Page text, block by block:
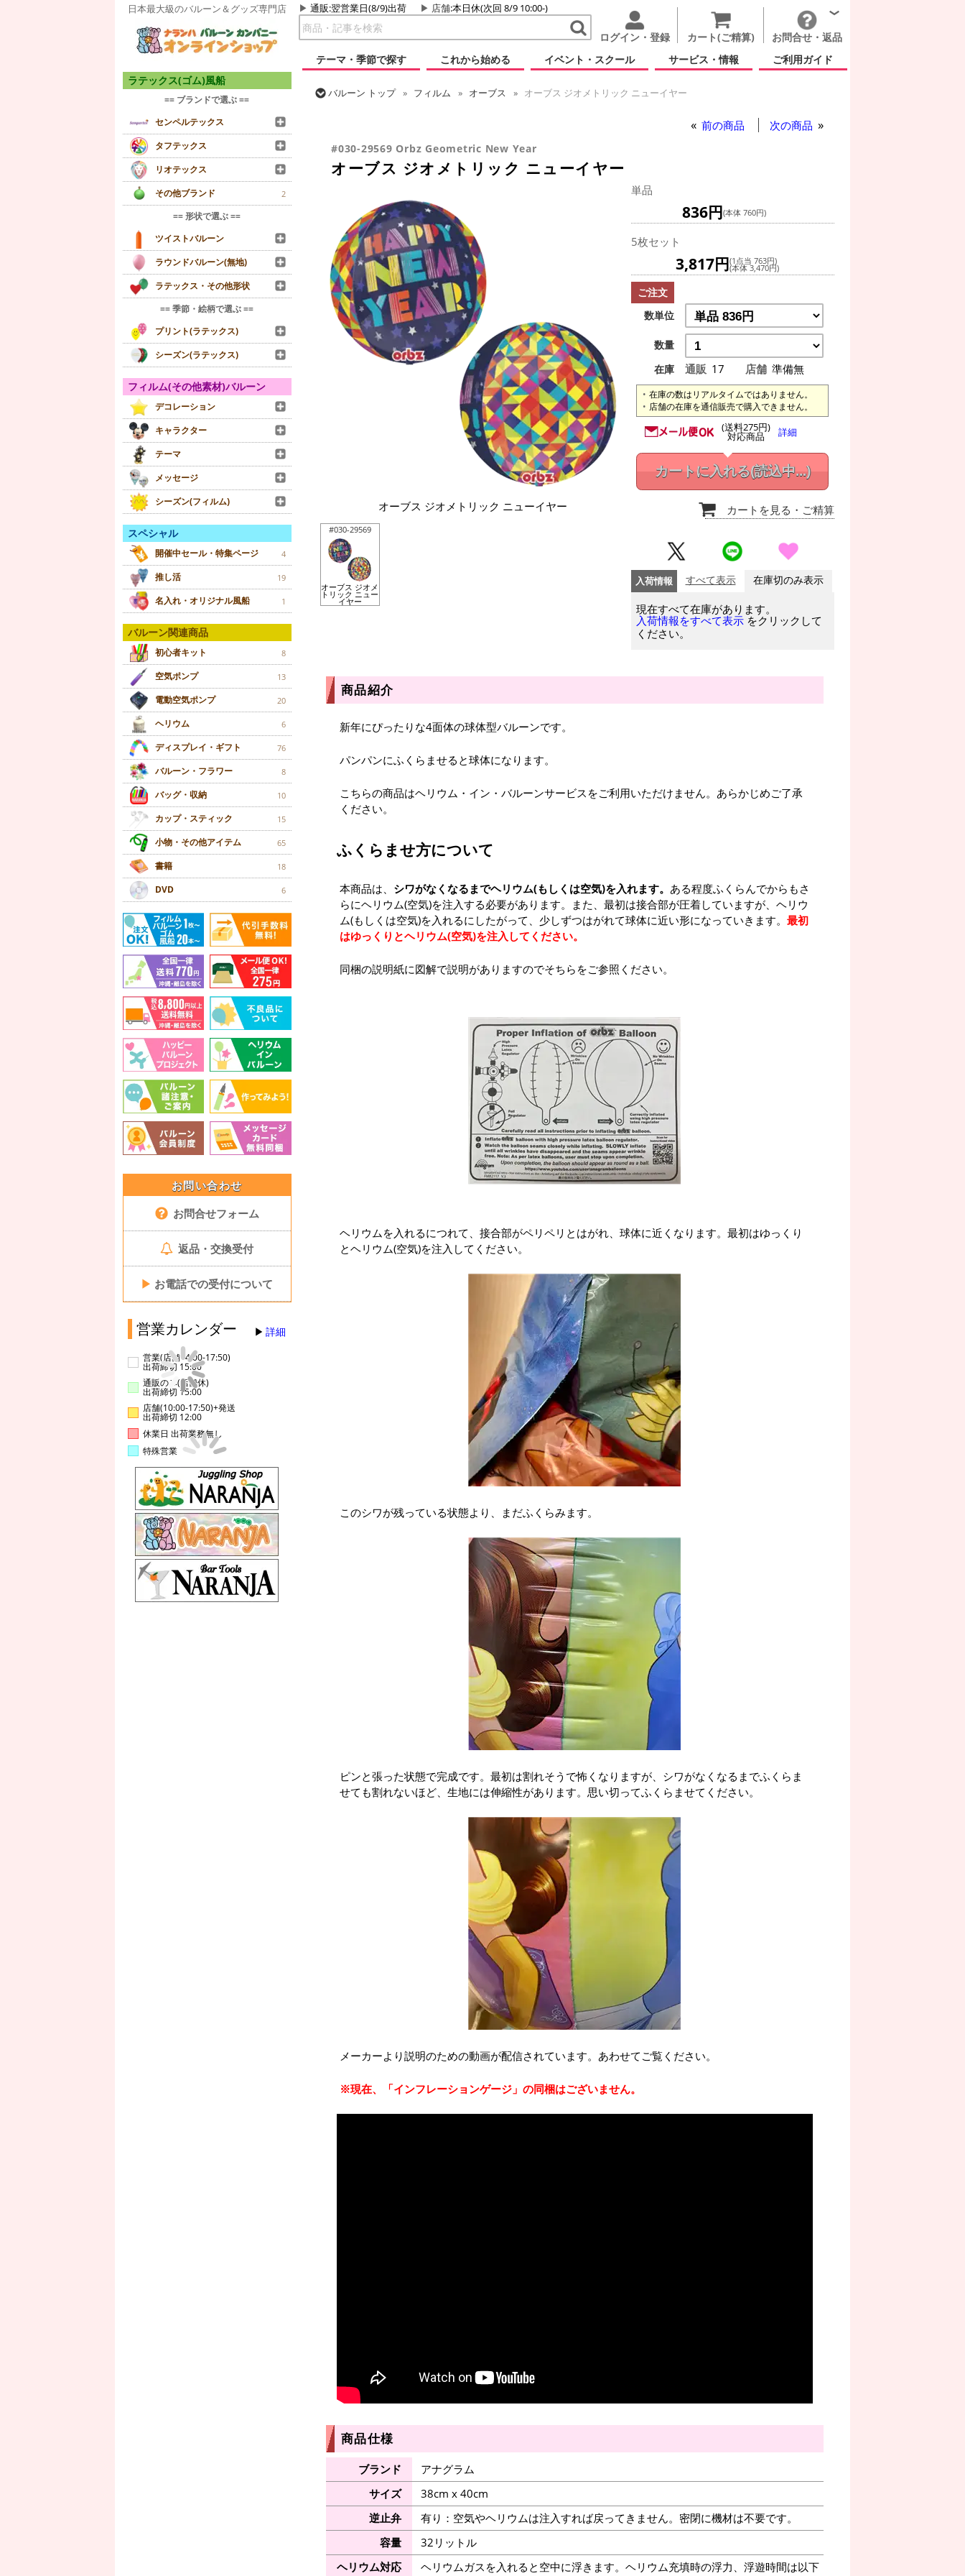
日本最大級のバルーン＆グッズ専門店 通販:翌営業日(8/9)出荷 店舗:本日休(次回 8/9 10:00-)
ログイン・登録 カート(ご精算)
お問合せ・返品
テーマ・季節で探す
これから始める イベント・スクール サービス・情報 ご利用ガイド
ラテックス(ゴム)風船
== ブランドで選ぶ ==
センペルテックス
タフテックス
リオテックス
その他ブランド
2
== 形状で選ぶ ==
ツイストバルーン
ラウンドバルーン(無地)
ラテックス・その他形状
== 季節・絵柄で選ぶ ==
プリント(ラテックス)
シーズン(ラテックス)
フィルム(その他素材)バルーン
デコレーション
キャラクター
テーマ
メッセージ
シーズン(フィルム)
スペシャル
開催中セール・特集ページ 4
推し活 19
名入れ・オリジナル風船 1
バルーン関連商品
初心者キット 8
空気ポンプ 13
電動空気ポンプ 20
ヘリウム 6
ディスプレイ・ギフト 76
バルーン・フラワー 8
バッグ・収納 10
カップ・スティック 15
小物・その他アイテム 65
書籍 18
DVD 6
お問い合わせ
お問合せフォーム
返品・交換受付
▶ お電話での受付について
営業カレンダー 詳細
営業(店舗14:00-17:50)
出荷締切 15:00
通販のみ(店舗休)
出荷締切 15:00
店舗(10:00-17:50)+発送
出荷締切 12:00
休業日 出荷業務無し
特殊営業
バルーン トップ フィルム オーブス
オーブス ジオメトリック ニューイヤー
前の商品 次の商品
#030-29569 Orbz Geometric New Year
オーブス ジオメトリック ニューイヤー
オーブス ジオメトリック ニューイヤー
#030-29569
オーブス ジオメ
トリック ニュー
イヤー
単品
836円(本体 760円)
5枚セット
3,817円(1点当 763円)
(本体 3,470円)
ご注文
数単位
数量
在庫
通販 17 店舗 準備無
在庫の数はリアルタイムではありません。
店舗の在庫を通信販売で購入できません。
(送料275円)
対応商品 詳細
カートに入れる(読込中...)
カートを見る ・ご精算
入荷情報 すべて表示 在庫切のみ表示
現在すべて在庫があります。
入荷情報をすべて表示 をクリックして
ください。
商品紹介
新年にぴったりな4面体の球体型バルーンです。
パンパンにふくらませると球体になります。
こちらの商品はヘリウム・イン・バルーンサービスをご利用いただけません。あらかじめご了承
ください。
ふくらませ方について
本商品は、 シワがなくなるまでヘリウム(もしくは空気)を入れます。 ある程度ふくらんでからもさ
らにヘリウム(空気)を注入する必要があります。また、最初は接合部が圧着していますが、ヘリウ
ム(もしくは空気)を入れるにしたがって、少しずつはがれて球体に近い形になっていきます。 最初
はゆっくりとヘリウム(空気)を注入してください。
同梱の説明紙に図解で説明がありますのでそちらをご参照ください。
ヘリウムを入れるにつれて、接合部がペリペリとはがれ、球体に近くなります。最初はゆっくり
とヘリウム(空気)を注入してください。
このシワが残っている状態より、まだふくらみます。
ピンと張った状態で完成です。最初は割れそうで怖くなりますが、シワがなくなるまでふくらま
せても割れないほど、生地には伸縮性があります。思い切ってふくらませてください。
メーカーより説明のための動画が配信されています。あわせてご覧ください。
※現在、「インフレーションゲージ」の同梱はございません。
商品仕様
ブランド
アナグラム
サイズ
38cm x 40cm
逆止弁
有り：空気やヘリウムは注入すれば戻ってきません。密閉に機材は不要です。
容量
32リットル
ヘリウム対応
ヘリウムガスを入れると空中に浮きます。ヘリウム充填時の浮力、浮遊時間は以下